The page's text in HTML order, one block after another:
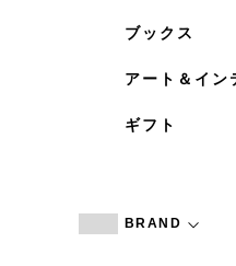
ブックス
アート＆イン
ギフト
BRAND